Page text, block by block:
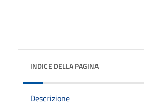
INDICE DELLA PAGINA
Descrizione